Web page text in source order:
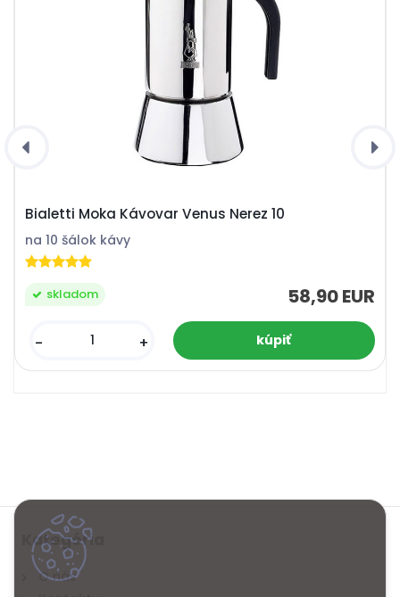
Bialetti Moka Kávovar Venus Nerez 10
na 10 šálok kávy
58,90 EUR
- +
skladom
Kategória
O nás